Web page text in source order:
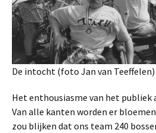
De intocht (foto Jan van Teeffelen)
Het enthousiasme van het publiek
Van alle kanten worden er
zou blijken dat ons team 240